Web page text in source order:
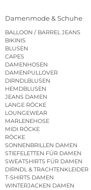
Damenmode & Schuhe
BALLOON / BARREL JEANS
BIKINIS
BLUSEN
CAPES
DAMENHOSEN
DAMENPULLOVER
DIRNDLBLUSEN
HEMDBLUSEN
JEANS DAMEN
LANGE RÖCKE
LOUNGEWEAR
MARLENEHOSE
MIDI RÖCKE
RÖCKE
SONNENBRILLEN DAMEN
STIEFELETTEN FÜR DAMEN
SWEATSHIRTS FÜR DAMEN
DIRNDL & TRACHTENKLEIDER
T-SHIRTS DAMEN
WINTERJACKEN DAMEN